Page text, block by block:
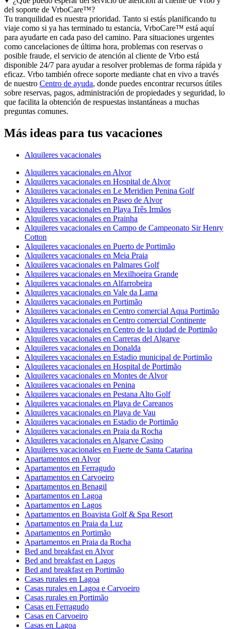
del soporte de VrboCare™?
Tu tranquilidad es nuestra prioridad. Tanto si estás planificando tu
viaje como si ya has terminado tu estancia, VrboCare™ está aquí
para ayudarte en cada paso del camino. Para situaciones urgentes
como cancelaciones de última hora, problemas con reservas o
posible fraude, el servicio de atención al cliente de Vrbo está
disponible 24/7 para ayudar a resolver problemas de forma rápida y
eficaz. Vrbo también ofrece soporte mediante chat en vivo a través
de nuestro Centro de ayuda, donde puedes encontrar recursos útiles
sobre reservas, pagos, administración de propiedades y seguridad, lo
que facilita la obtención de respuestas instantáneas a muchas
preguntas comunes.
Más ideas para tus vacaciones
Alquileres vacacionales
Alquileres vacacionales en Alvor
Alquileres vacacionales en Hospital de Alvor
Alquileres vacacionales en Le Meridien Penina Golf
Alquileres vacacionales en Paseo de Alvor
Alquileres vacacionales en Playa Três Irmãos
Alquileres vacacionales en Prainha
Alquileres vacacionales en Campo de Campeonato Sir Henry
Cotton
Alquileres vacacionales en Puerto de Portimão
Alquileres vacacionales en Meia Praia
Alquileres vacacionales en Palmares Golf
Alquileres vacacionales en Mexilhoeira Grande
Alquileres vacacionales en Alfarrobeira
Alquileres vacacionales en Vale da Lama
Alquileres vacacionales en Portimão
Alquileres vacacionales en Centro comercial Aqua Portimão
Alquileres vacacionales en Centro comercial Continente
Alquileres vacacionales en Centro de la ciudad de Portimão
Alquileres vacacionales en Carreras del Algarve
Alquileres vacacionales en Donalda
Alquileres vacacionales en Estadio municipal de Portimão
Alquileres vacacionales en Hospital de Portimão
Alquileres vacacionales en Montes de Alvor
Alquileres vacacionales en Penina
Alquileres vacacionales en Pestana Alto Golf
Alquileres vacacionales en Playa de Careanos
Alquileres vacacionales en Playa de Vau
Alquileres vacacionales en Estadio de Portimão
Alquileres vacacionales en Praia da Rocha
Alquileres vacacionales en Algarve Casino
Alquileres vacacionales en Fuerte de Santa Catarina
Apartamentos en Alvor
Apartamentos en Ferragudo
Apartamentos en Carvoeiro
Apartamentos en Benagil
Apartamentos en Lagoa
Apartamentos en Lagos
Apartamentos en Boavista Golf & Spa Resort
Apartamentos en Praia da Luz
Apartamentos en Portimão
Apartamentos en Praia da Rocha
Bed and breakfast en Alvor
Bed and breakfast en Lagos
Bed and breakfast en Portimão
Casas rurales en Lagoa
Casas rurales en Lagoa e Carvoeiro
Casas rurales en Portimão
Casas en Ferragudo
Casas en Carvoeiro
Casas en Lagoa